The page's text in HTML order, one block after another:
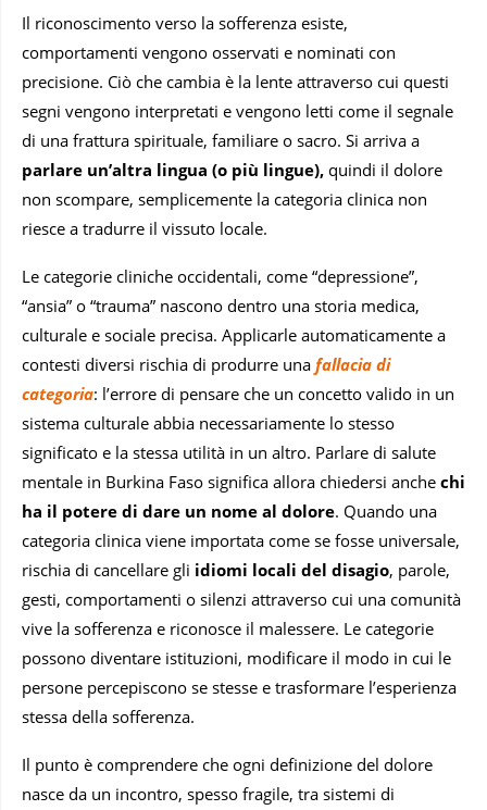
Il riconoscimento verso la sofferenza esiste,
comportamenti vengono osservati e nominati con
precisione. Ciò che cambia è la lente attraverso cui questi
segni vengono interpretati e vengono letti come il segnale
di una frattura spirituale, familiare o sacro. Si arriva a
parlare un’altra lingua (o più lingue), quindi il dolore
non scompare, semplicemente la categoria clinica non
riesce a tradurre il vissuto locale.
Le categorie cliniche occidentali, come “depressione”,
“ansia” o “trauma” nascono dentro una storia medica,
culturale e sociale precisa. Applicarle automaticamente a
contesti diversi rischia di produrre una fallacia di
categoria: l’errore di pensare che un concetto valido in un
sistema culturale abbia necessariamente lo stesso
significato e la stessa utilità in un altro. Parlare di salute
mentale in Burkina Faso significa allora chiedersi anche chi
ha il potere di dare un nome al dolore. Quando una
categoria clinica viene importata come se fosse universale,
rischia di cancellare gli idiomi locali del disagio, parole,
gesti, comportamenti o silenzi attraverso cui una comunità
vive la sofferenza e riconosce il malessere. Le categorie
possono diventare istituzioni, modificare il modo in cui le
persone percepiscono se stesse e trasformare l’esperienza
stessa della sofferenza.
Il punto è comprendere che ogni definizione del dolore
nasce da un incontro, spesso fragile, tra sistemi di